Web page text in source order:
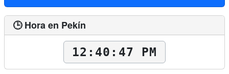
🕒 Hora en Pekín
12:40:49 PM